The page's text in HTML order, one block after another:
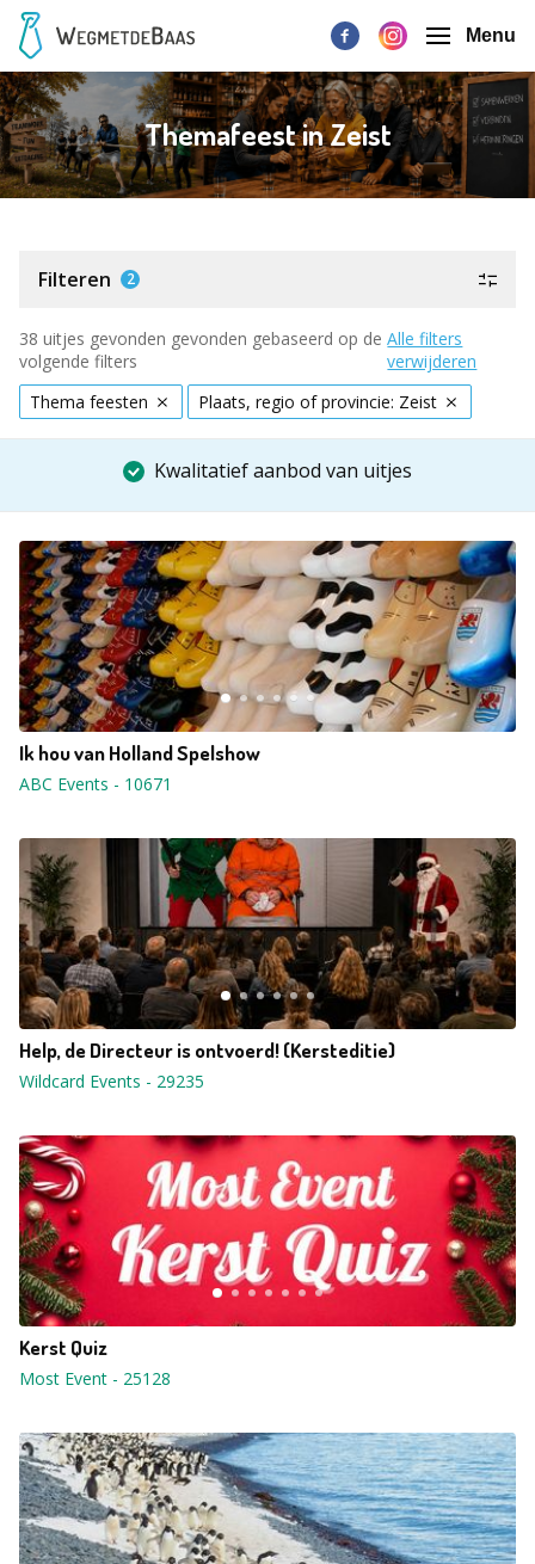
Menu
Themafeest in Zeist
Filteren 2
38 uitjes gevonden gevonden gebaseerd op de
volgende filters
Alle filters
verwijderen
Thema feesten
Plaats, regio of provincie: Zeist
Kwalitatief aanbod van uitjes
Ik hou van Holland Spelshow
ABC Events - 10671
Help, de Directeur is ontvoerd! (Kersteditie)
Wildcard Events - 29235
Kerst Quiz
Most Event - 25128